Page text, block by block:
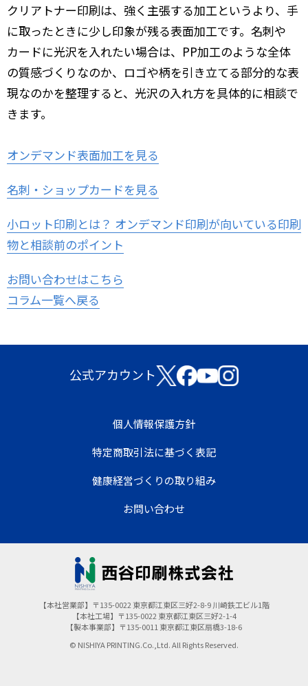
クリアトナー印刷は、強く主張する加工というより、手
に取ったときに少し印象が残る表面加工です。名刺や
カードに光沢を入れたい場合は、PP加工のような全体
の質感づくりなのか、ロゴや柄を引き立てる部分的な表
現なのかを整理すると、光沢の入れ方を具体的に相談で
きます。
オンデマンド表面加工を見る
名刺・ショップカードを見る
小ロット印刷とは？ オンデマンド印刷が向いている印刷
物と相談前のポイント
お問い合わせはこちら
コラム一覧へ戻る
公式アカウント
個人情報保護方針
特定商取引法に基づく表記
健康経営づくりの取り組み
お問い合わせ
【本社営業部】〒135-0022 東京都江東区三好2-8-9 川崎鉄工ビル1階
【本社工場】〒135-0022 東京都江東区三好2-1-4
【製本事業部】〒135-0011 東京都江東区扇橋3-18-6
© NISHIYA PRINTING.Co.,Ltd. All Rights Reserved.